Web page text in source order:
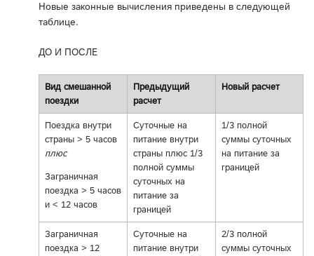
Новые законные вычисления приведены в следующей
таблице.
ДО И ПОСЛЕ
Вид смешанной
поездки
Предыдущий
расчет
Новый расчет
Поездка внутри
страны > 5 часов
плюс
Заграничная
поездка > 5 часов
и < 12 часов
Суточные на
питание внутри
страны плюс 1/3
полной суммы
суточных на
питание за
границей
1/3 полной
суммы суточных
на питание за
границей
Заграничная
поездка > 12
Суточные на
питание внутри
2/3 полной
суммы суточных